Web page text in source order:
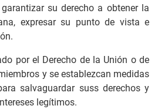
su derecho a obtener la
expresar su punto de vista e
por el Derecho de la Unión o de
y se establezcan medidas
salvaguardar suss derechos y
legítimos.